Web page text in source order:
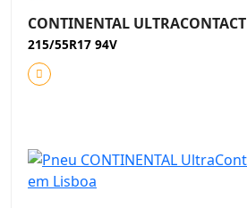
CONTINENTAL ULTRACONTACT
215/55R17 94V